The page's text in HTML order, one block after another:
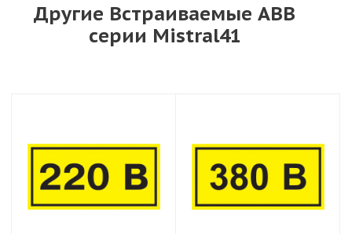
Другие Встраиваемые ABB
серии Mistral41